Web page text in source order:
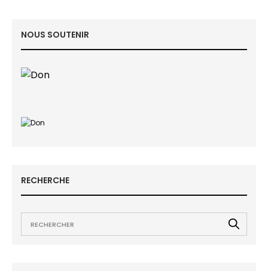
NOUS SOUTENIR
RECHERCHE